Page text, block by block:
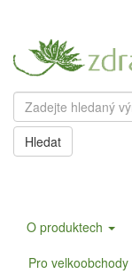
Hledat
O produktech
Pro velkoobchody